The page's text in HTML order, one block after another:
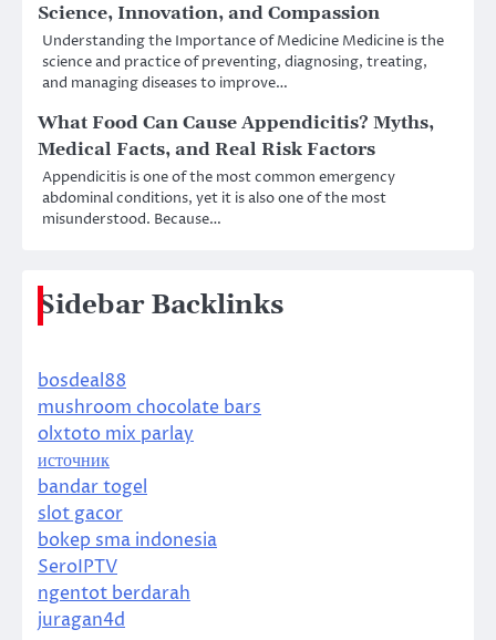
Science, Innovation, and Compassion
Understanding the Importance of Medicine Medicine is the
science and practice of preventing, diagnosing, treating,
and managing diseases to improve…
What Food Can Cause Appendicitis? Myths,
Medical Facts, and Real Risk Factors
Appendicitis is one of the most common emergency
abdominal conditions, yet it is also one of the most
misunderstood. Because…
Sidebar Backlinks
bosdeal88
mushroom chocolate bars
olxtoto mix parlay
источник
bandar togel
slot gacor
bokep sma indonesia
SeroIPTV
ngentot berdarah
juragan4d